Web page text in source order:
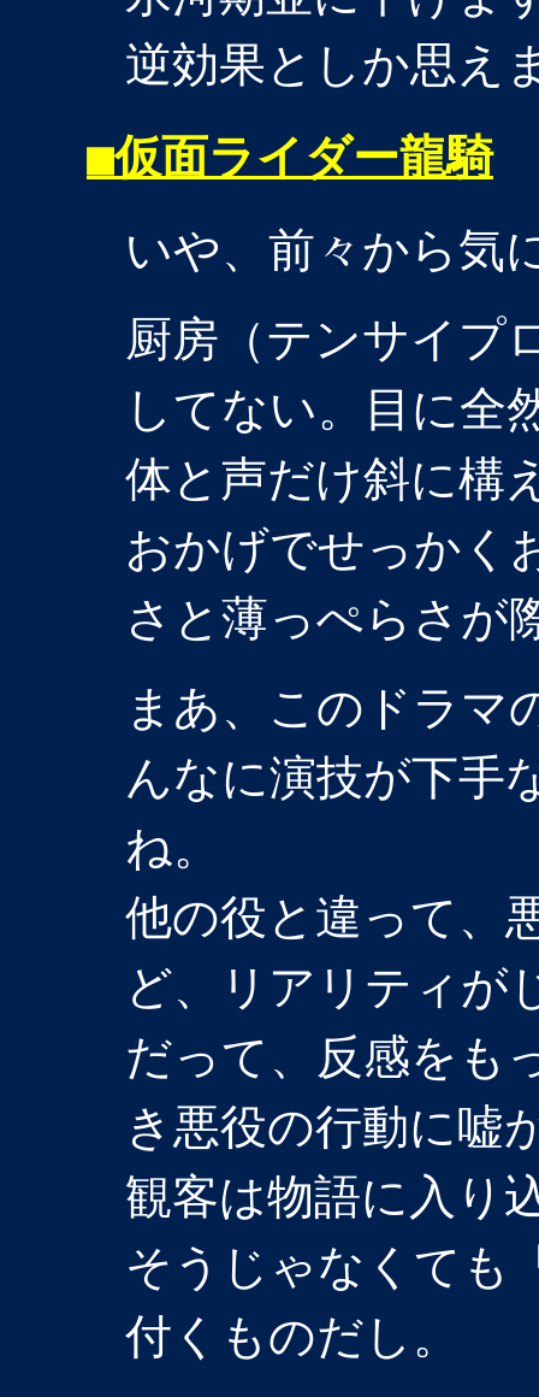
逆効果としか思え
■仮面ライダー龍騎
いや、前々から気
厨房（テンサイプ
してない。目に全
体と声だけ斜に構
おかげでせっかく
さと薄っぺらさが
まあ、このドラマ
んなに演技が下手
ね。
他の役と違って、
ど、リアリティが
だって、反感をも
き悪役の行動に嘘
観客は物語に入り
そうじゃなくても
付くものだし。